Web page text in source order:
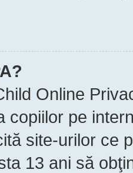
Online
copiilor pe
site-urilor ce
13 ani să